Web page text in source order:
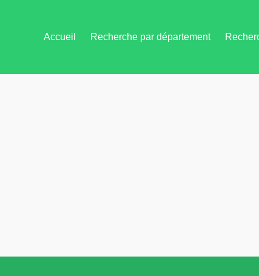
Accueil Recherche par département